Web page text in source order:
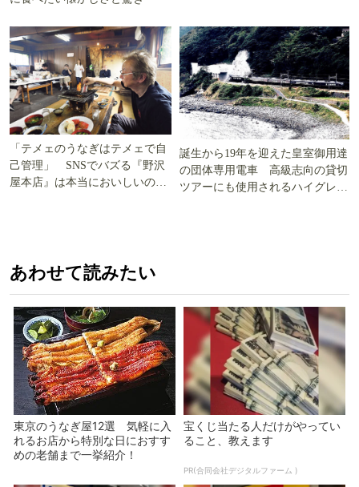
「テメェのうなぎはテメェで自
己管理」 SNSでバズる『野沢
屋本店』は本当においしいの
誕生から19年を迎えた皇室御用達
の団体専用電車 高級志向の貸切
ツアーにも使用されるハイグレー
あわせて読みたい
東京のうなぎ屋12選 気軽に入
れるお店から特別な日におすす
めの老舗まで一挙紹介！
宝くじ当たる人だけがやってい
ること、教えます
PR(合同会社デジタルファーム )